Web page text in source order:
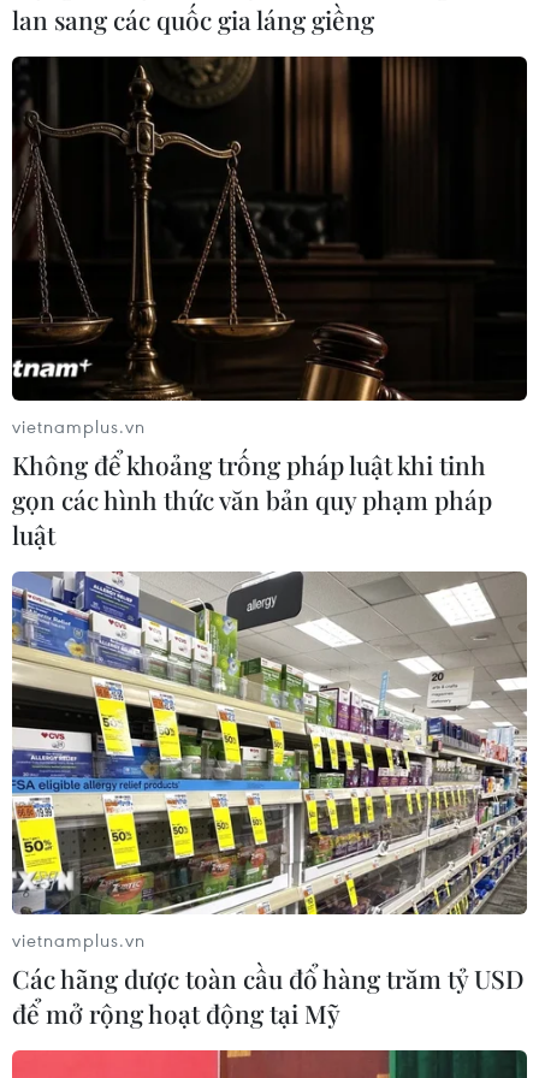
viên của FOMCcho rằng tỷ lệ lãi suất cơ bản ở
Mỹ sẽ không tăng trước năm 2015.
Ngay sau khi Fed thông báo đến cuối năm có thể
giảm quy mô gói cứu trợQE-3, các nhà đầu tư đã
cảm thấy bất an, bán tháo cổ phiếu, làm cho các
chỉ sốchủ lực tại thị trường chứng khoán New
York giảm điểm khá mạnh.
Đến phiên giao dịch cuối cùng trước khi đóng
cửa, các chỉ số Dow Jones,Standard & Poor 500
và Nasdaq Composite lần lượt mất giá 1,35%,
1,4% và 1,1%.Trong khi đó, đồng USD cũng tăng
giá so với các đồng tiền chủ chốt khác sau
khiông Bernanke cho biết Fed có thể xem xét
cắt giảm chương trình mua trái phiếudài hạn
nếu nền kinh tế tiếp tục được cải thiện./.
(TTXVN)
lan sang các quốc gia láng giềng
vietnamplus.vn
Không để khoảng trống pháp luật khi tinh
gọn các hình thức văn bản quy phạm pháp
luật
vietnamplus.vn
Các hãng dược toàn cầu đổ hàng trăm tỷ USD
để mở rộng hoạt động tại Mỹ